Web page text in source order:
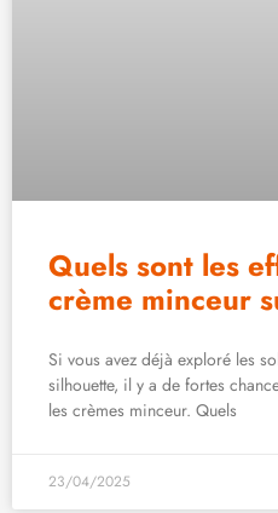
Quels sont les
crème minceur
Si vous avez déjà exploré les
silhouette, il y a de fortes
les crèmes minceur. Quels
23/04/2025